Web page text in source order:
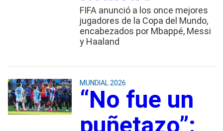
FIFA anunció a los once mejores
jugadores de la Copa del Mundo,
encabezados por Mbappé, Messi
y Haaland
MUNDIAL 2026
“No fue un
puñetazo”: